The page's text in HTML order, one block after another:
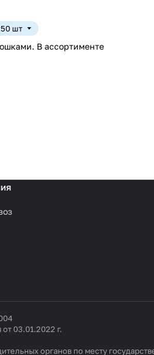
шт
В ассортименте
03.01.2022 г.
органов по месту